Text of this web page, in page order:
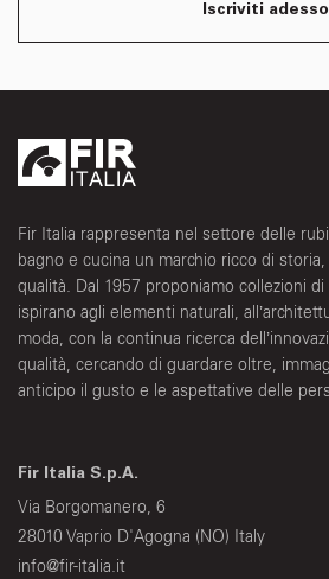
Iscriviti adesso
Fir Italia rappresenta nel settore delle
bagno e cucina un marchio ricco di
qualità. Dal 1957 proponiamo collezioni
ispirano agli elementi naturali,
moda, con la continua ricerca
qualità, cercando di guardare oltre,
anticipo il gusto e le aspettative delle
Fir Italia S.p.A.
Via Borgomanero, 6
28010 Vaprio D'Agogna (NO) Italy
info@fir-italia.it